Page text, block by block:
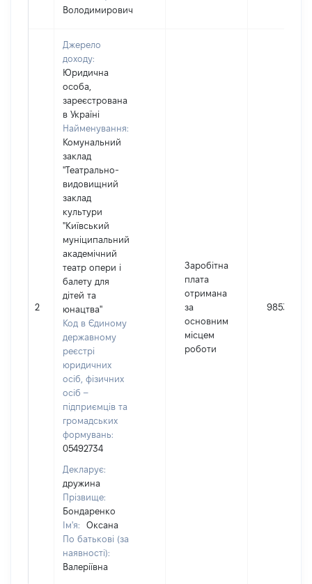
Володимирович
2
Джерело
доходу:
Юридична
особа,
зареєстрована
в Україні
Найменування:
Комунальний
заклад
"Театрально-
видовищний
заклад
культури
"Київський
муніципальний
академічний
театр опери і
балету для
дітей та
юнацтва"
Код в Єдиному
державному
реєстрі
юридичних
осіб, фізичних
осіб –
підприємців та
громадських
формувань:
05492734
Декларує:
дружина
Прізвище:
Бондаренко
Ім'я:
Оксана
По батькові (за
наявності):
Валеріївна
Заробітна
плата
отримана
за
основним
місцем
роботи
98539